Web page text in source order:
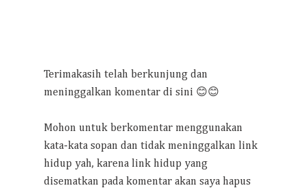
Terimakasih telah berkunjung dan
meninggalkan komentar di sini 😊😊
Mohon untuk berkomentar menggunakan
kata-kata sopan dan tidak meninggalkan link
hidup yah, karena link hidup yang
disematkan pada komentar akan saya hapus